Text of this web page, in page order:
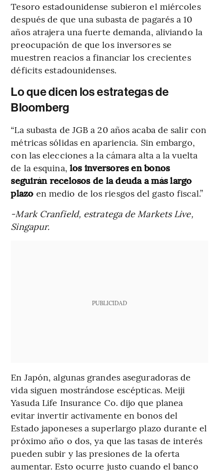
Tesoro estadounidense subieron el miércoles
después de que una subasta de pagarés a 10
años atrajera una fuerte demanda, aliviando la
preocupación de que los inversores se
muestren reacios a financiar los crecientes
déficits estadounidenses.
Lo que dicen los estrategas de
Bloomberg
“La subasta de JGB a 20 años acaba de salir con
métricas sólidas en apariencia. Sin embargo,
con las elecciones a la cámara alta a la vuelta
de la esquina, los inversores en bonos
seguirán recelosos de la deuda a más largo
plazo en medio de los riesgos del gasto fiscal.”
-Mark Cranfield, estratega de Markets Live,
Singapur.
PUBLICIDAD
En Japón, algunas grandes aseguradoras de
vida siguen mostrándose escépticas. Meiji
Yasuda Life Insurance Co. dijo que planea
evitar invertir activamente en bonos del
Estado japoneses a superlargo plazo durante el
próximo año o dos, ya que las tasas de interés
pueden subir y las presiones de la oferta
aumentar. Esto ocurre justo cuando el banco